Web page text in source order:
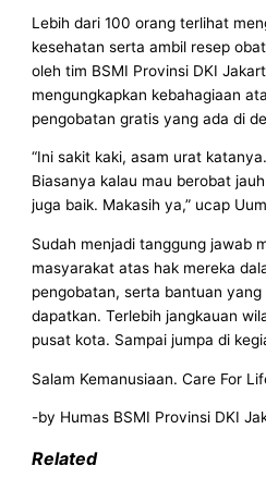
Lebih dari 100 orang terlihat
kesehatan serta ambil resep
oleh tim BSMI Provinsi DKI
mengungkapkan kebahagiaan
pengobatan gratis yang ada di
“Ini sakit kaki, asam urat
Biasanya kalau mau berobat
juga baik. Makasih ya,” ucap
Sudah menjadi tanggung jawab
masyarakat atas hak mereka
pengobatan, serta bantuan
dapatkan. Terlebih jangkauan
pusat kota. Sampai jumpa di
Salam Kemanusiaan. Care For
-by Humas BSMI Provinsi DKI
Related